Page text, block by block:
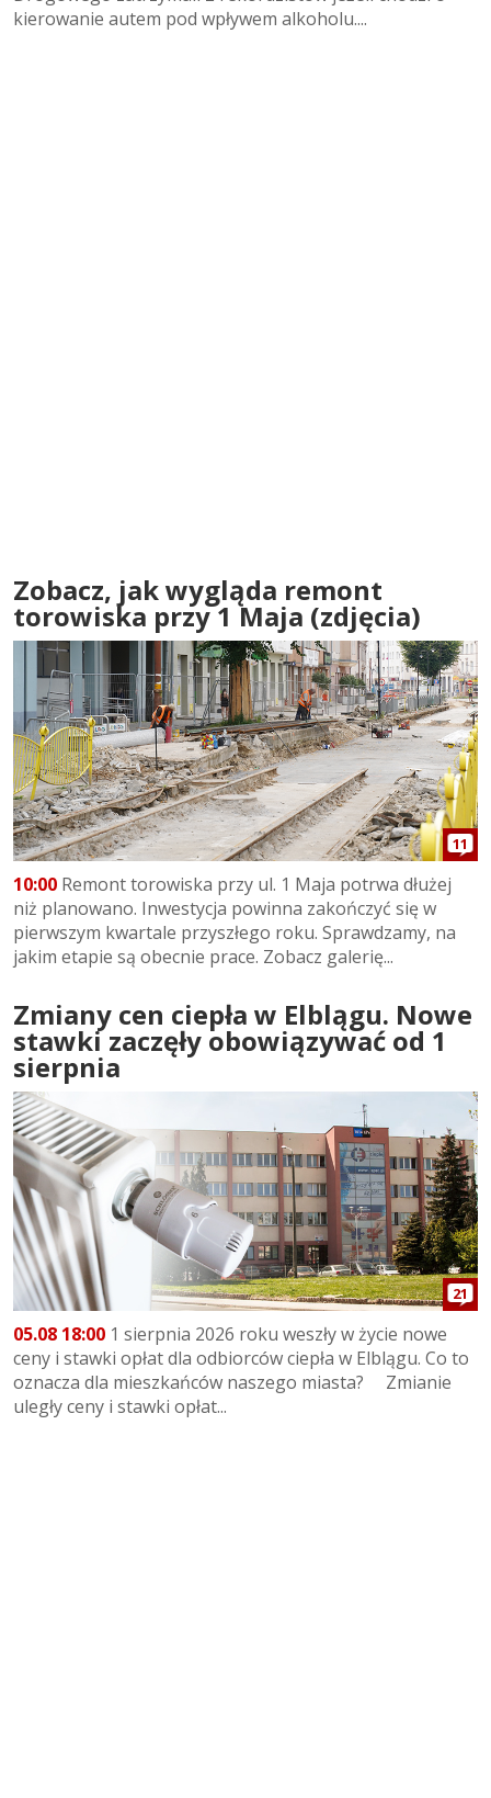
kierowanie autem pod wpływem alkoholu....
Zobacz, jak wygląda remont
torowiska przy 1 Maja (zdjęcia)
11
10:00 Remont torowiska przy ul. 1 Maja potrwa dłużej
niż planowano. Inwestycja powinna zakończyć się w
pierwszym kwartale przyszłego roku. Sprawdzamy, na
jakim etapie są obecnie prace. Zobacz galerię...
Zmiany cen ciepła w Elblągu. Nowe
stawki zaczęły obowiązywać od 1
sierpnia
21
05.08 18:00 1 sierpnia 2026 roku weszły w życie nowe
ceny i stawki opłat dla odbiorców ciepła w Elblągu. Co to
oznacza dla mieszkańców naszego miasta? Zmianie
uległy ceny i stawki opłat...